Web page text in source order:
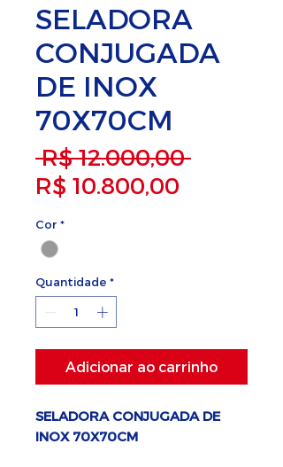
SELADORA
CONJUGADA
DE INOX
70X70CM
R$ 12.000,00 Preço
R$ 10.800,00
Cor *
Quantidade *
Adicionar ao carrinho
SELADORA CONJUGADA DE
INOX 70X70CM